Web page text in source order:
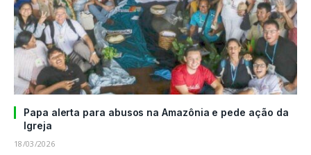
Papa alerta para abusos na Amazônia e pede ação da
Igreja
18/03/2026